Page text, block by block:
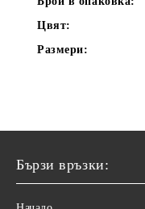
Цвят:
Размери:
Бързи връзки: